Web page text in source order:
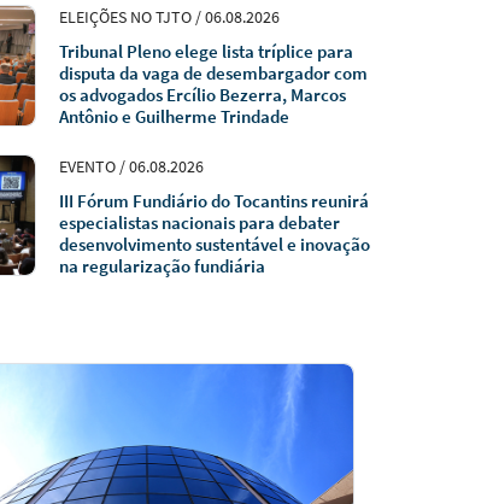
ELEIÇÕES NO TJTO / 06.08.2026
Tribunal Pleno elege lista tríplice para
disputa da vaga de desembargador com
os advogados Ercílio Bezerra, Marcos
Antônio e Guilherme Trindade
EVENTO / 06.08.2026
III Fórum Fundiário do Tocantins reunirá
especialistas nacionais para debater
desenvolvimento sustentável e inovação
na regularização fundiária